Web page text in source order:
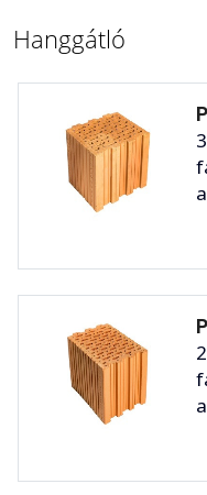
Hanggátló